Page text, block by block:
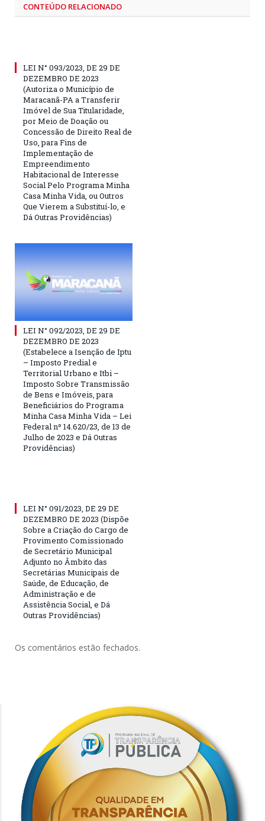
CONTEÚDO RELACIONADO
LEI N° 093/2023, DE 29 DE
DEZEMBRO DE 2023
(Autoriza o Município de
Maracanã-PA a Transferir
Imóvel de Sua Titularidade,
por Meio de Doação ou
Concessão de Direito Real de
Uso, para Fins de
Implementação de
Empreendimento
Habitacional de Interesse
Social Pelo Programa Minha
Casa Minha Vida, ou Outros
Que Vierem a Substituí-lo, e
Dá Outras Providências)
LEI N° 092/2023, DE 29 DE
DEZEMBRO DE 2023
(Estabelece a Isenção de Iptu
– Imposto Predial e
Territorial Urbano e Itbi –
Imposto Sobre Transmissão
de Bens e Imóveis, para
Beneficiários do Programa
Minha Casa Minha Vida – Lei
Federal nº 14.620/23, de 13 de
Julho de 2023 e Dá Outras
Providências)
LEI N° 091/2023, DE 29 DE
DEZEMBRO DE 2023 (Dispõe
Sobre a Criação do Cargo de
Provimento Comissionado
de Secretário Municipal
Adjunto no Âmbito das
Secretárias Municipais de
Saúde, de Educação, de
Administração e de
Assistência Social, e Dá
Outras Providências)
Os comentários estão fechados.